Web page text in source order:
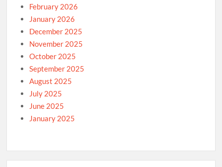
February 2026
January 2026
December 2025
November 2025
October 2025
September 2025
August 2025
July 2025
June 2025
January 2025